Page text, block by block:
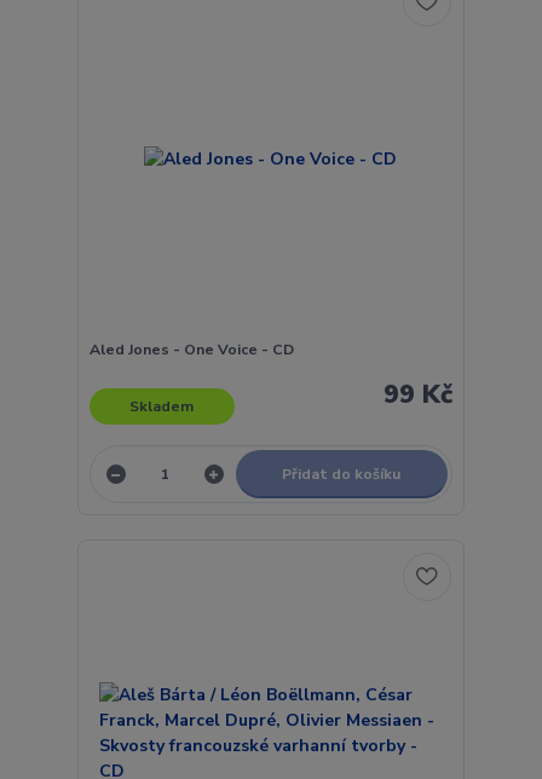
Aled Jones - One Voice - CD
99 Kč
Skladem
Přidat do košíku